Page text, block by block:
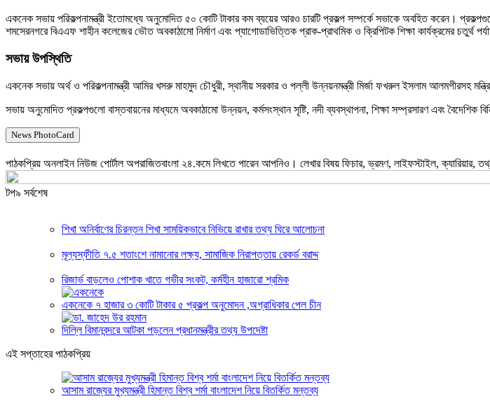
একনেক সভায় পরিকল্পনামন্ত্রী ইতোমধ্যে অনুমোদিত ৫০ কোটি টাকার কম ব্যয়ের আরও চারটি প্রকল্প সম্পর্কে সভাকে অবহিত করেন। প্রকল্পগুলো
শমসেরনগরে বিএএফ শাহীন কলেজের ভৌত অবকাঠামো নির্মাণ এবং প্যাগোডাভিত্তিক প্রাক-প্রাথমিক ও ক্রিপিটক শিক্ষা কার্যক্রমের চতুর্থ
সভায় উপস্থিতি
একনেক সভায় অর্থ ও পরিকল্পনামন্ত্রী আমির খসরু মাহমুদ চৌধুরী, স্থানীয় সরকার ও পল্লী উন্নয়নমন্ত্রী মির্জা ফখরুল ইসলাম আলমগীরসহ
সভায় অনুমোদিত প্রকল্পগুলো বাস্তবায়নের মাধ্যমে অবকাঠামো উন্নয়ন, কর্মসংস্থান সৃষ্টি, নদী ব্যবস্থাপনা, শিক্ষা সম্প্রসারণ এবং
News PhotoCard
পাঠকপ্রিয় অনলাইন নিউজ পোর্টাল অপরাজিতবাংলা ২৪.কমে লিখতে পারেন আপনিও। লেখার বিষয় ফিচার, ভ্রমণ, লাইফস্টাইল,
টপ৯ সর্বশেষ
শিখা অনির্বাণের চিরন্তন শিখা সাময়িকভাবে নিভিয়ে রাখার তথ্য ঘিরে আলোচনা
মূল্যস্ফীতি ৭.৫ শতাংশে নামানোর লক্ষ্য, সামাজিক নিরাপত্তায় রেকর্ড বরাদ্দ
রিজার্ভ বাড়লেও পোশাক খাতে গভীর সংকট, কর্মহীন হাজারো শ্রমিক
একনেকে ৭ হাজার ৩ কোটি টাকার ৫ প্রকল্প অনুমোদন ,অগ্রাধিকার পেল চীন
দিল্লি বিমানবন্দরে আটকা পড়লেন প্রধানমন্ত্রীর তথ্য উপদেষ্টা
এই সপ্তাহের পাঠকপ্রিয়
আসাম রাজ্যের মুখ্যমন্ত্রী হিমান্ত বিশ্ব শর্মা বাংলাদেশ নিয়ে বিতর্কিত মন্তব্য